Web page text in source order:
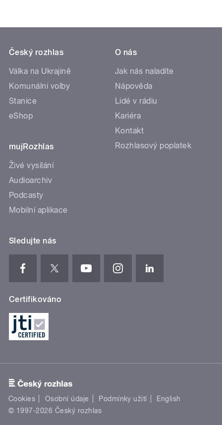
Český rozhlas
Válka na Ukrajině
Komunální volby
Stanice
eShop
mujRozhlas
Živé vysílání
Audioarchiv
Podcasty
Mobilní aplikace
O nás
Jak nás naladíte
Nápověda
Lidé v rádiu
Kariéra
Kontakt
Rozhlasový poplatek
Sledujte nás
Certifikováno
Cookies Osobní údaje Podmínky užití
English
© 1997-2026 Český rozhlas